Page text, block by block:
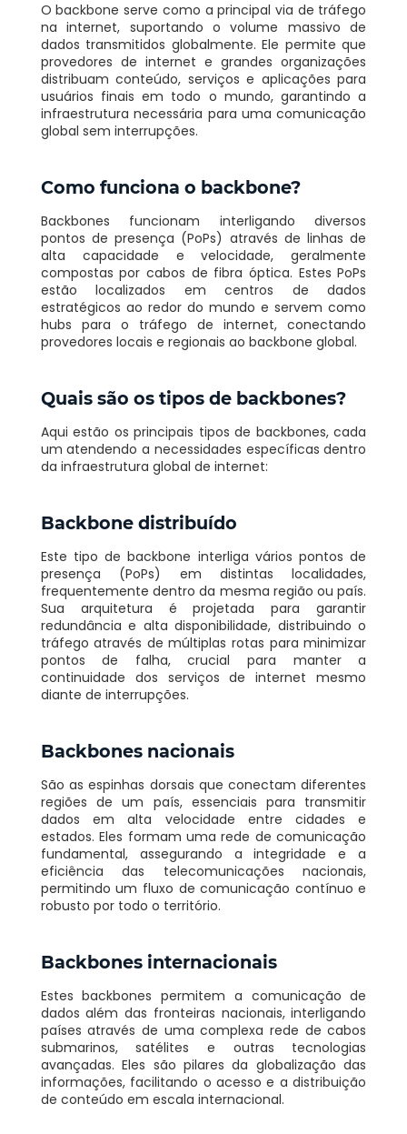
O backbone serve como a principal via de tráfego
na internet, suportando o volume massivo de
dados transmitidos globalmente. Ele permite que
provedores de internet e grandes organizações
distribuam conteúdo, serviços e aplicações para
usuários finais em todo o mundo, garantindo a
infraestrutura necessária para uma comunicação
global sem interrupções.
Como funciona o backbone?
Backbones funcionam interligando diversos
pontos de presença (PoPs) através de linhas de
alta capacidade e velocidade, geralmente
compostas por cabos de fibra óptica. Estes PoPs
estão localizados em centros de dados
estratégicos ao redor do mundo e servem como
hubs para o tráfego de internet, conectando
provedores locais e regionais ao backbone global.
Quais são os tipos de backbones?
Aqui estão os principais tipos de backbones, cada
um atendendo a necessidades específicas dentro
da infraestrutura global de internet:
Backbone distribuído
Este tipo de backbone interliga vários pontos de
presença (PoPs) em distintas localidades,
frequentemente dentro da mesma região ou país.
Sua arquitetura é projetada para garantir
redundância e alta disponibilidade, distribuindo o
tráfego através de múltiplas rotas para minimizar
pontos de falha, crucial para manter a
continuidade dos serviços de internet mesmo
diante de interrupções.
Backbones nacionais
São as espinhas dorsais que conectam diferentes
regiões de um país, essenciais para transmitir
dados em alta velocidade entre cidades e
estados. Eles formam uma rede de comunicação
fundamental, assegurando a integridade e a
eficiência das telecomunicações nacionais,
permitindo um fluxo de comunicação contínuo e
robusto por todo o território.
Backbones internacionais
Estes backbones permitem a comunicação de
dados além das fronteiras nacionais, interligando
países através de uma complexa rede de cabos
submarinos, satélites e outras tecnologias
avançadas. Eles são pilares da globalização das
informações, facilitando o acesso e a distribuição
de conteúdo em escala internacional.